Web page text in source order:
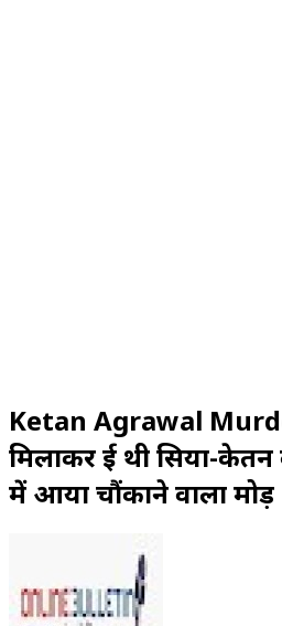
Ketan Agrawal
मिलाकर हुई थी सिया-
में आया चौंकाने वाला मोड़